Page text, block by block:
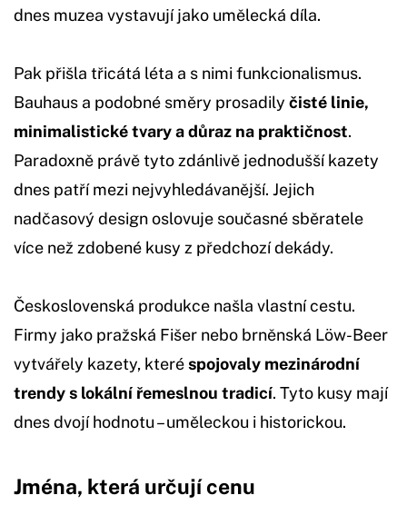
dnes muzea vystavují jako umělecká díla.
Pak přišla třicátá léta a s nimi funkcionalismus.
Bauhaus a podobné směry prosadily čisté linie,
minimalistické tvary a důraz na praktičnost.
Paradoxně právě tyto zdánlivě jednodušší kazety
dnes patří mezi nejvyhledávanější. Jejich
nadčasový design oslovuje současné sběratele
více než zdobené kusy z předchozí dekády.
Československá produkce našla vlastní cestu.
Firmy jako pražská Fišer nebo brněnská Löw-Beer
vytvářely kazety, kteréspojovaly mezinárodní
trendy s lokální řemeslnou tradicí. Tyto kusy mají
dnes dvojí hodnotu – uměleckou i historickou.
Jména, která určují cenu